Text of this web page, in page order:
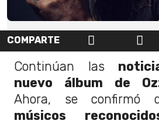
COMPARTE
Continúan las
nuevo álbum de
Ahora, se confirmó
músicos